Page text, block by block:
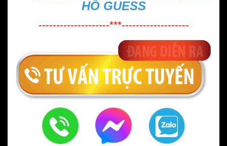
HỒ GUESS
--------------------***-------------------